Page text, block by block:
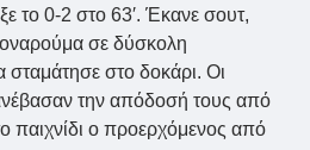
το 0-2 στο 63′. Έκανε σουτ,
σε δύσκολη
στο δοκάρι. Οι
την απόδοσή τους από
παιχνίδι ο προερχόμενος από